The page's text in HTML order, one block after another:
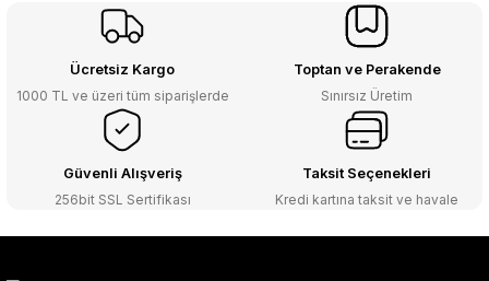
Ücretsiz Kargo
1000 TL ve üzeri tüm siparişlerde
Toptan ve Perakende
Sınırsız Üretim
Güvenli Alışveriş
256bit SSL Sertifikası
Taksit Seçenekleri
Kredi kartına taksit ve havale